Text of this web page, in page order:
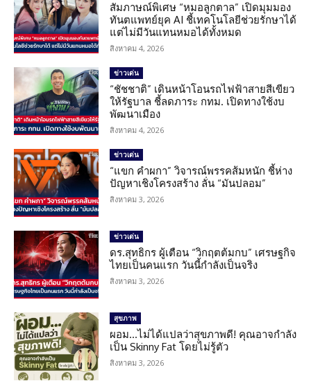
สัมภาษณ์พิเศษ “หมอลูกตาล” เปิดมุมมอง
ทันตแพทย์ยุค AI ชี้เทคโนโลยีช่วยรักษาได้
แต่ไม่มีวันแทนหมอได้ทั้งหมด
สิงหาคม 4, 2026
ข่าวเด่น
“ชัชชาติ” เดินหน้าโอนรถไฟฟ้าสายสีเขียว
ให้รัฐบาล ชี้ลดภาระ กทม. เปิดทางใช้งบ
พัฒนาเมือง
สิงหาคม 4, 2026
ข่าวเด่น
“แขก คำผกา” วิจารณ์พรรคส้มหนัก ชี้ห่าง
ปัญหาเชิงโครงสร้าง ลั่น “มันปลอม”
สิงหาคม 3, 2026
ข่าวเด่น
ดร.สุทธิกร ผู้เตือน “วิกฤตต้มกบ” เศรษฐกิจ
ไทยเป็นคนแรก วันนี้กำลังเป็นจริง
สิงหาคม 3, 2026
สุขภาพ
ผอม…ไม่ได้แปลว่าสุขภาพดี! คุณอาจกำลัง
เป็น Skinny Fat โดยไม่รู้ตัว
สิงหาคม 3, 2026